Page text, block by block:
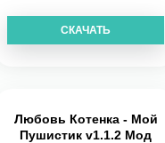
СКАЧАТЬ
Любовь Котенка - Мой
Пушистик v1.1.2 Мод